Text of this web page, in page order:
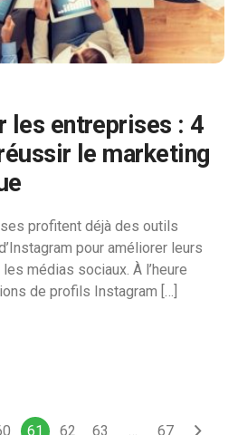
les entreprises : 4
le marketing
profitent déjà des outils
pour améliorer leurs
médias sociaux. À l’heure
de profils Instagram […]
61 62 63 67